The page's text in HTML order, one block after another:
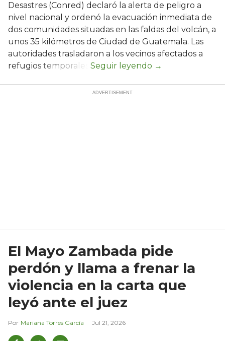
Desastres (Conred) declaró la alerta de peligro a
nivel nacional y ordenó la evacuación inmediata de
dos comunidades situadas en las faldas del volcán, a
unos 35 kilómetros de Ciudad de Guatemala. Las
autoridades trasladaron a los vecinos afectados a
refugios temporales.
El Mayo Zambada pide
perdón y llama a frenar la
violencia en la carta que
leyó ante el juez
Mariana Torres García Jul 21, 2026